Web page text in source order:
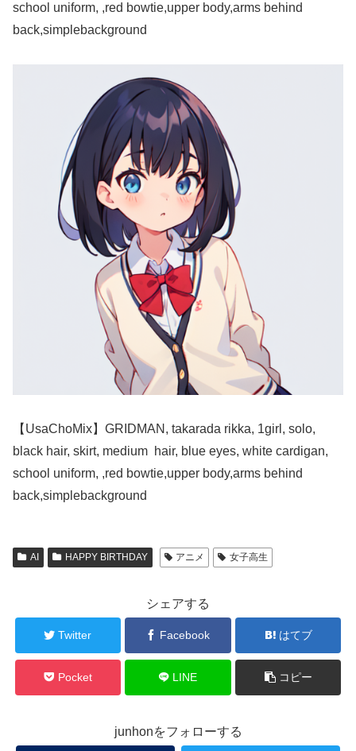
school uniform, ,red bowtie,upper body,arms behind
back,simplebackground
【UsaChoMix】GRIDMAN, takarada rikka, 1girl, solo,
black hair, skirt, medium hair, blue eyes, white cardigan,
school uniform, ,red bowtie,upper body,arms behind
back,simplebackground
AI HAPPY BIRTHDAY アニメ 女子高生
シェアする
Twitter Facebook はてブ
Pocket LINE コピー
junhonをフォローする